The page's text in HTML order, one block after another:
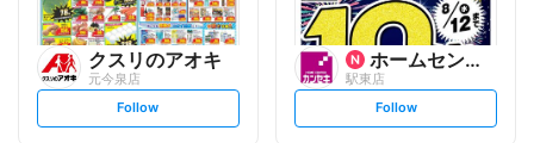
クスリのアオキ
元今泉店
s
t
Follow
ホームセンターカンセキ
駅東店
s
t
Follow